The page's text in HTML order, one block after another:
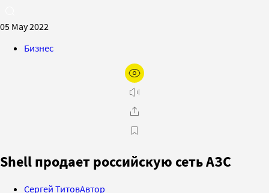
05 May 2022
Бизнес
Shell продает российскую сеть АЗС
Сергей ТитовАвтор